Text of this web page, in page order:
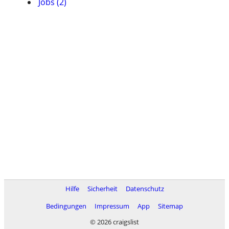
Hilfe Sicherheit
Datenschutz
Bedingungen
Impressum App
Sitemap
© 2026 craigslist